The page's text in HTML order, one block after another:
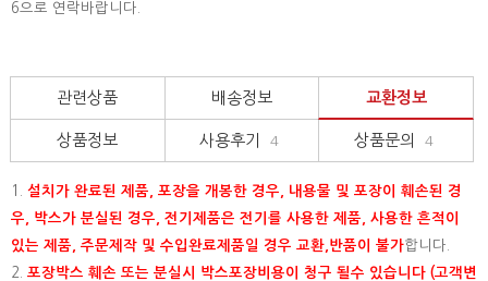
6으로 연락바랍니다.
관련상품 배송정보 교환정보
상품정보 사용후기 4 상품문의 4
1. 설치가 완료된 제품, 포장을 개봉한 경우, 내용물 및 포장이 훼손된 경
우, 박스가 분실된 경우, 전기제품은 전기를 사용한 제품, 사용한 흔적이
있는 제품, 주문제작 및 수입완료제품일 경우 교환,반품이 불가합니다.
2. 포장박스 훼손 또는 분실시 박스포장비용이 청구 될수 있습니다 (고객변